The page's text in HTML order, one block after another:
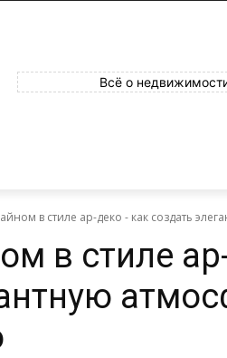
Всё о
в стиле ар-деко - как создать
в стиле